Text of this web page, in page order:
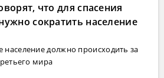
что для спасения
сократить население
должно происходить за
мира